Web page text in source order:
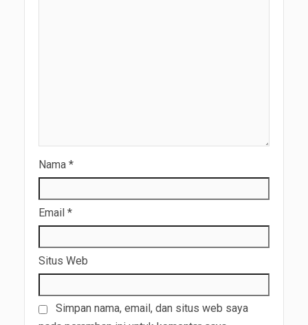
Nama *
Email *
Situs Web
Simpan nama, email, dan situs web saya